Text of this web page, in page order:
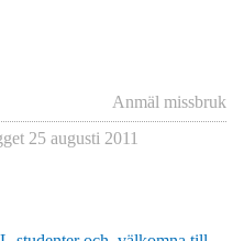
Anmäl missbruk
25 augusti 2011